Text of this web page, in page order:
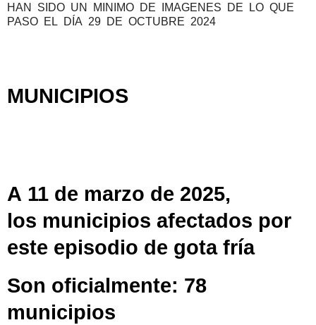
HAN SIDO UN MINIMO DE IMAGENES DE LO QUE
PASO EL DÍA 29 DE OCTUBRE 2024
MUNICIPIOS
A 11 de marzo de 2025,
los municipios afectados por
este episodio de gota fría
Son oficialmente: 78
municipios